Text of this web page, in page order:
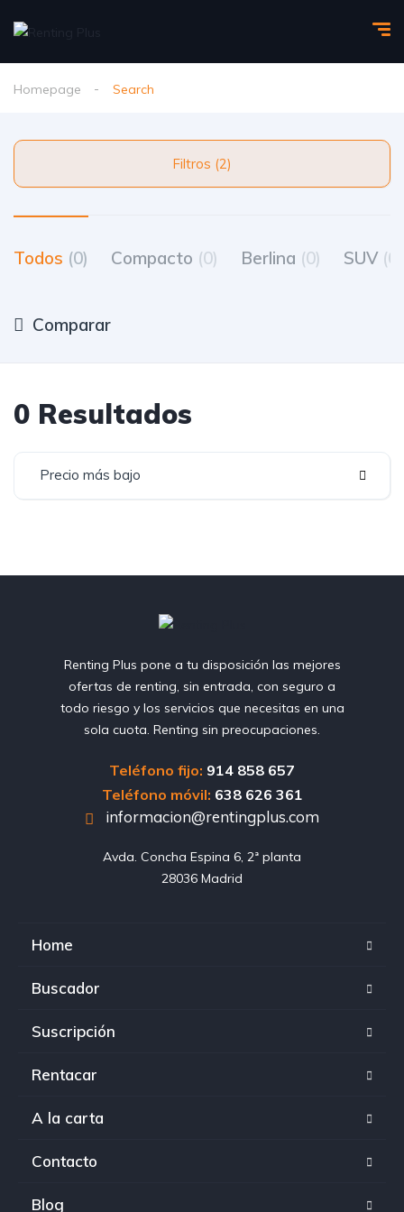
Homepage Search
Filtros (2)
Todos (0) Compacto (0) Berlina (0) SUV (0)
Comparar
0 Resultados
Precio más bajo
Renting Plus pone a tu disposición las mejores
ofertas de renting, sin entrada, con seguro a
todo riesgo y los servicios que necesitas en una
sola cuota. Renting sin preocupaciones.
Teléfono fijo: 914 858 657
Teléfono móvil: 638 626 361
informacion@rentingplus.com
Avda. Concha Espina 6, 2ª planta
28036 Madrid
Home
Buscador
Suscripción
Rentacar
A la carta
Contacto
Blog